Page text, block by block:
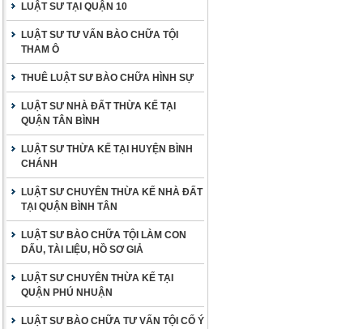
LUẬT SƯ TẠI QUẬN 10
LUẬT SƯ TƯ VẤN BÀO CHỮA TỘI
THAM Ô
THUÊ LUẬT SƯ BÀO CHỮA HÌNH SỰ
LUẬT SƯ NHÀ ĐẤT THỪA KẾ TẠI
QUẬN TÂN BÌNH
LUẬT SƯ THỪA KẾ TẠI HUYỆN BÌNH
CHÁNH
LUẬT SƯ CHUYÊN THỪA KẾ NHÀ ĐẤT
TẠI QUẬN BÌNH TÂN
LUẬT SƯ BÀO CHỮA TỘI LÀM CON
DẤU, TÀI LIỆU, HỒ SƠ GIẢ
LUẬT SƯ CHUYÊN THỪA KẾ TẠI
QUẬN PHÚ NHUẬN
LUẬT SƯ BÀO CHỮA TƯ VẤN TỘI CỐ Ý